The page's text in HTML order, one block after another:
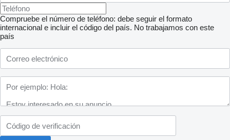
Compruebe el número de teléfono: debe seguir el formato
internacional e incluir el código del país. No trabajamos con este
país